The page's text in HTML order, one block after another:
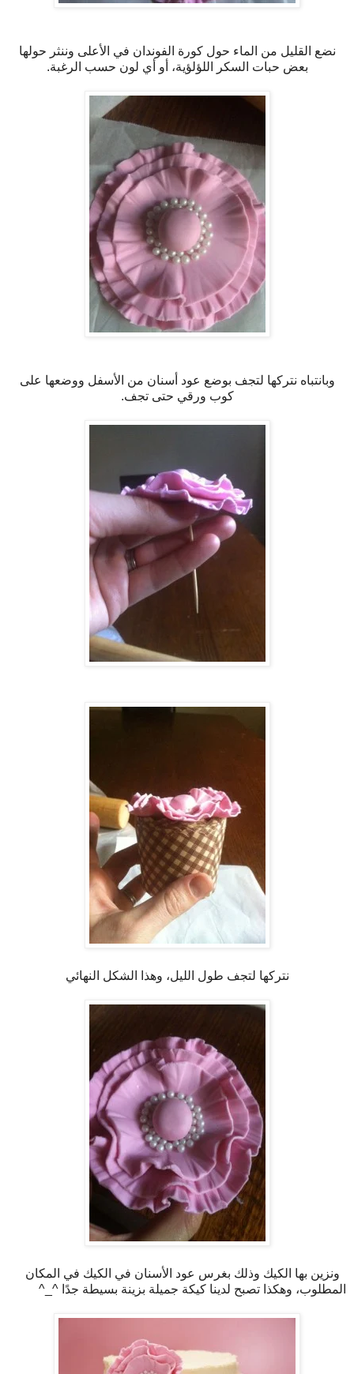
نضع القليل من الماء حول كورة الفوندان في الأعلى وننثر حولها
بعض حبات السكر اللؤلؤية، أو أي لون حسب الرغبة.
وبانتباه نتركها لتجف بوضع عود أسنان من الأسفل ووضعها على
كوب ورقي حتى تجف.
نتركها لتجف طول الليل، وهذا الشكل النهائي
ونزين بها الكيك وذلك بغرس عود الأسنان في الكيك في المكان
المطلوب، وهكذا تصبح لدينا كيكة جميلة بزينة بسيطة جدًا ^_^